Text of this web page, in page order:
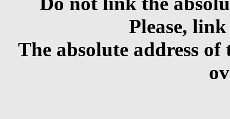
Please,
The absolute address